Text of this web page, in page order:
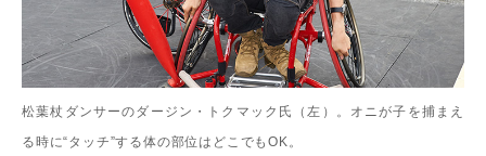
松葉杖ダンサーのダージン・トクマック氏（左）。オニが子を捕まえ
る時に“タッチ”する体の部位はどこでもOK。